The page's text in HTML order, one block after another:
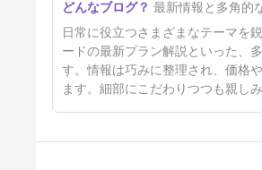
17日前
最新情報と多角的
日常に役立つさまざまなテーマを
ードの最新プラン解説といった、
す。情報は巧みに整理され、価格
ます。細部にこだわりつつも親し